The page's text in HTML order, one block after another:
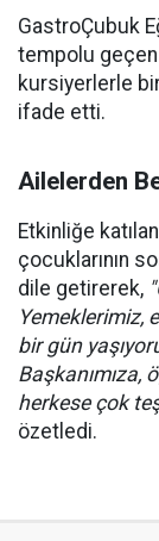
GastroÇubuk
tempolu
kursiyerlerle
ifade etti.
Ailelerden
Etkinliğe
çocuklarının
dile getirerek,
Yemeklerimiz,
bir gün
Başkanımıza,
herkese çok
özetledi.